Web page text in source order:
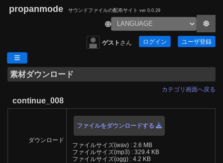
propanmode サウンドファイルの配布サイト ver 0.0.29
ゲスト さん ログイン ユーザ登録
素材ダウンロード
カテゴリ画面へ戻る
continue_008
ダウンロード
ファイルをダウンロードする
ファイルサイズ(wav) : 2.6 MB
ファイルサイズ(mp3) : 329.4 KB
ファイルサイズ(ogg) : 4.2 KB